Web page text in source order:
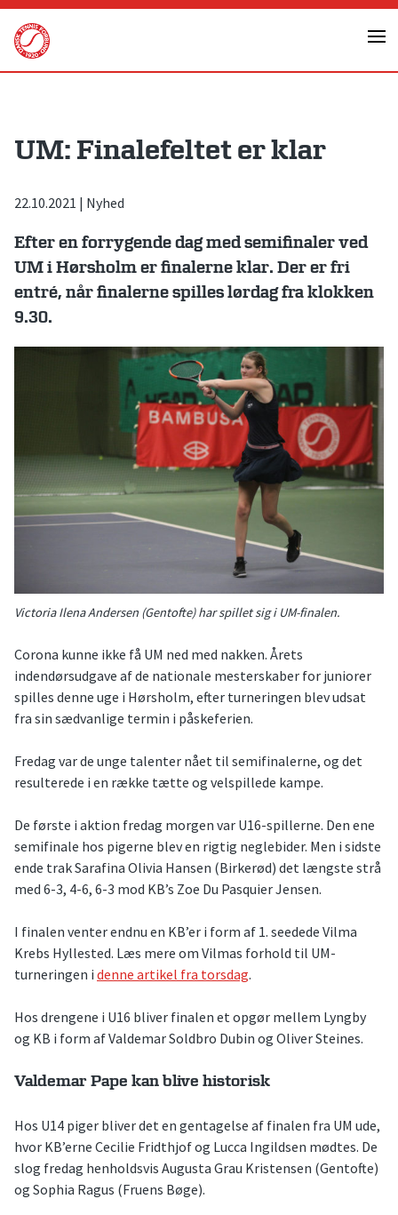
Skip
content
UM: Finalefeltet er klar
22.10.2021 | Nyhed
Efter en forrygende dag med semifinaler ved
UM i Hørsholm er finalerne klar. Der er fri
entré, når finalerne spilles lørdag fra klokken
9.30.
Victoria Ilena Andersen (Gentofte) har spillet sig i UM-finalen.
Corona kunne ikke få UM ned med nakken. Årets
indendørsudgave af de nationale mesterskaber for juniorer
spilles denne uge i Hørsholm, efter turneringen blev udsat
fra sin sædvanlige termin i påskeferien.
Fredag var de unge talenter nået til semifinalerne, og det
resulterede i en række tætte og velspillede kampe.
De første i aktion fredag morgen var U16-spillerne. Den ene
semifinale hos pigerne blev en rigtig neglebider. Men i sidste
ende trak Sarafina Olivia Hansen (Birkerød) det længste strå
med 6-3, 4-6, 6-3 mod KB’s Zoe Du Pasquier Jensen.
I finalen venter endnu en KB’er i form af 1. seedede Vilma
Krebs Hyllested. Læs mere om Vilmas forhold til UM-
turneringen i denne artikel fra torsdag.
Hos drengene i U16 bliver finalen et opgør mellem Lyngby
og KB i form af Valdemar Soldbro Dubin og Oliver Steines.
Valdemar Pape kan blive historisk
Hos U14 piger bliver det en gentagelse af finalen fra UM ude,
hvor KB’erne Cecilie Fridthjof og Lucca Ingildsen mødtes. De
slog fredag henholdsvis Augusta Grau Kristensen (Gentofte)
og Sophia Ragus (Fruens Bøge).